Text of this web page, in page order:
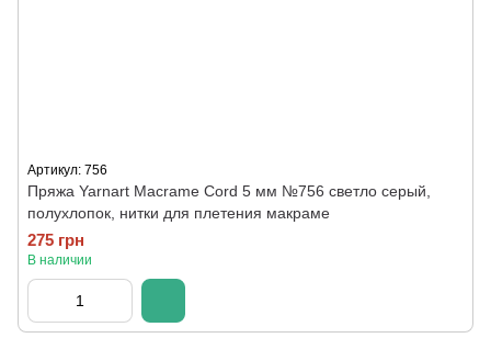
Артикул: 756
Пряжа Yarnart Macrame Cord 5 мм №756 светло серый,
полухлопок, нитки для плетения макраме
275 грн
В наличии